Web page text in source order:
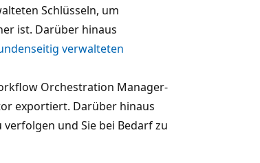
Schlüsseln, um
ist. Darüber hinaus
verwalteten
Orchestration Manager-
exportiert. Darüber hinaus
und Sie bei Bedarf zu